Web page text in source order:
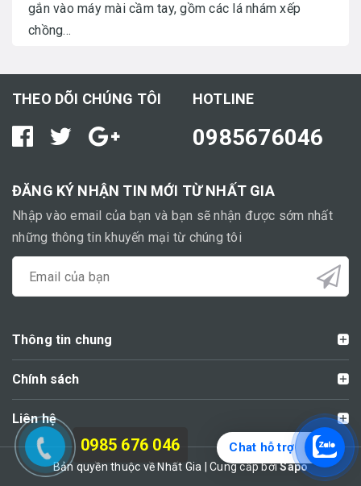
gắn vào máy mài cầm tay, gồm các lá nhám xếp
chồng...
THEO DÕI CHÚNG TÔI HOTLINE
0985676046
ĐĂNG KÝ NHẬN TIN MỚI TỪ NHẤT GIA
Nhập vào email của bạn và bạn sẽ nhận được sớm nhất
những thông tin khuyến mại từ chúng tôi
Thông tin chung
Chính sách
Liên hệ
Bản quyền thuộc về Nhất Gia | Cung cấp bởiSapo
0985 676 046 Chat hỗ trợ